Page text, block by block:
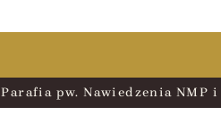
Parafia pw. Nawiedzenia NMP